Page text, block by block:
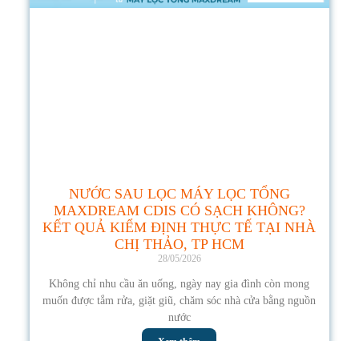
NƯỚC SAU LỌC MÁY LỌC TỔNG
MAXDREAM CDIS CÓ SẠCH KHÔNG?
KẾT QUẢ KIỂM ĐỊNH THỰC TẾ TẠI NHÀ
CHỊ THẢO, TP HCM
28/05/2026
Không chỉ nhu cầu ăn uống, ngày nay gia đình còn mong
muốn được tắm rửa, giặt giũ, chăm sóc nhà cửa bằng nguồn
nước